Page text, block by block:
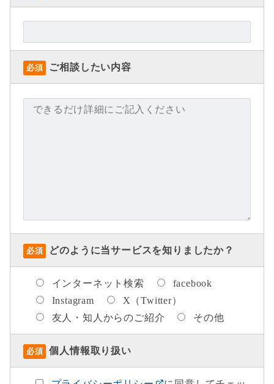
必須 ご相談したい内容
必須 どのように当サービスを知りましたか？
インターネット検索
facebook
Instagram
X（Twitter）
友人・知人からのご紹介
その他
必須 個人情報取り扱い